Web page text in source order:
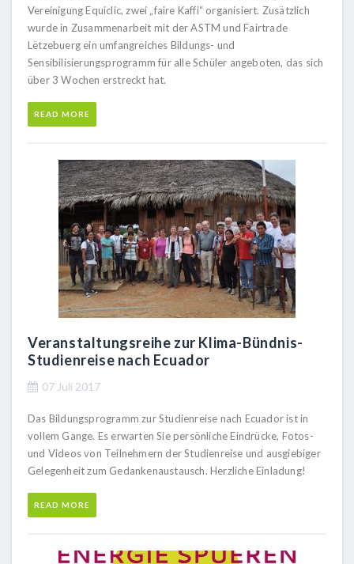
Vereinigung Equiclic, zwei „faire Kaffi“ organisiert. Zusätzlich
wurde in Zusammenarbeit mit der ASTM und Fairtrade
Lëtzebuerg ein umfangreiches Bildungs- und
Sensibilisierungsprogramm für alle Schüler angeboten, das sich
über 3 Wochen erstreckt hat.
READ MORE
Veranstaltungsreihe zur Klima-Bündnis-
Studienreise nach Ecuador
07 Juli 2017
Das Bildungsprogramm zur Studienreise nach Ecuador ist in
vollem Gange. Es erwarten Sie persönliche Eindrücke, Fotos-
und Videos von Teilnehmern der Studienreise und ausgiebiger
Gelegenheit zum Gedankenaustausch. Herzliche Einladung!
READ MORE